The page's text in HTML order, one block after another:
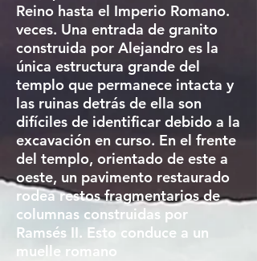
Reino hasta el Imperio Romano.
veces. Una entrada de granito
construida por Alejandro es la
única estructura grande del
templo que permanece intacta y
las ruinas detrás de ella son
difíciles de identificar debido a la
excavación en curso. En el frente
del templo, orientado de este a
oeste, un pavimento restaurado
rodea restos fragmentarios de
columnas construidas por
Ramsés II. Esto conduce a un
muelle romano